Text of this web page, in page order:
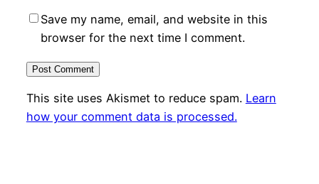
Save my name, email, and website in this
browser for the next time I comment.
This site uses Akismet to reduce spam. Learn
how your comment data is processed.